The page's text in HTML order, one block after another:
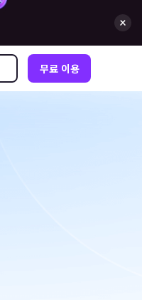
무료 이용